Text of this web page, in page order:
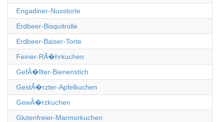
Engadiner-Nusstorte
Erdbeer-Bisquitrolle
Erdbeer-Baiser-Torte
Feiner-RÃ�hrkuchen
GefÃ�llter-Bienenstich
GestÃ�rzter-Apfelkuchen
GewÃ�rzkuchen
Glutenfreier-Marmorkuchen